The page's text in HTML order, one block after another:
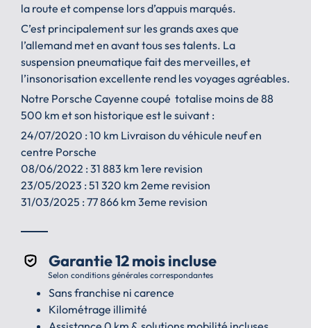
la route et compense lors d’appuis marqués.
C’est principalement sur les grands axes que
l’allemand met en avant tous ses talents. La
suspension pneumatique fait des merveilles, et
l’insonorisation excellente rend les voyages agréables.
Notre Porsche Cayenne coupé totalise moins de 88
500 km et son historique est le suivant :
24/07/2020 : 10 km Livraison du véhicule neuf en
centre Porsche
08/06/2022 : 31 883 km 1ere revision
23/05/2023 : 51 320 km 2eme revision
31/03/2025 : 77 866 km 3eme revision
Garantie 12 mois incluse
Selon conditions générales correspondantes
Sans franchise ni carence
Kilométrage illimité